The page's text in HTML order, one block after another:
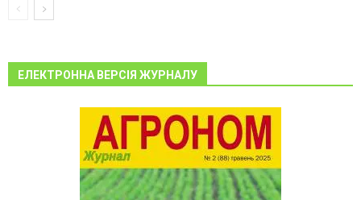
ЕЛЕКТРОННА ВЕРСІЯ ЖУРНАЛУ